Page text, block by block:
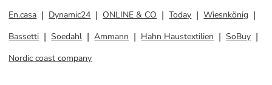
En.casa
Dynamic24 ONLINE & CO Today
Wiesnkönig
Bassetti
Soedahl Ammann Hahn Haustextilien
SoBuy
Nordic coast company